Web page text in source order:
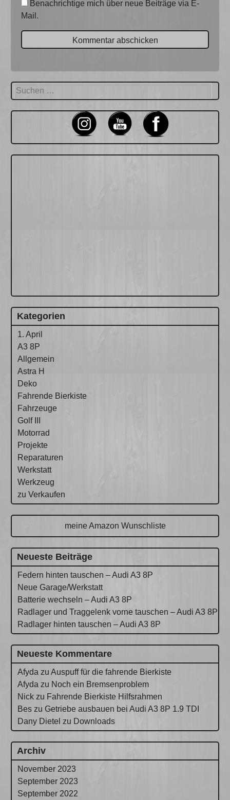
Benachrichtige mich über neue Beiträge via E-
Mail.
Suchen
nach:
Kategorien
1. April
A3 8P
Allgemein
Astra H
Deko
Fahrende Bierkiste
Fahrzeuge
Golf III
Motorrad
Projekte
Reparaturen
Werkstatt
Werkzeug
zu Verkaufen
meine Amazon Wunschliste
Neueste Beiträge
Federn hinten tauschen – Audi A3 8P
Neue Garage/Werkstatt
Batterie wechseln – Audi A3 8P
Radlager und Traggelenk vorne tauschen – Audi A3 8P
Radlager hinten tauschen – Audi A3 8P
Neueste Kommentare
Afyda zuAuspuff für die fahrende Bierkiste
Afyda zu Noch ein Bremsenproblem
Nick zu Fahrende Bierkiste Hilfsrahmen
Bes zuGetriebe ausbauen bei Audi A3 8P 1.9 TDI
Dany Dietel zu Downloads
Archiv
November 2023
September 2023
September 2022